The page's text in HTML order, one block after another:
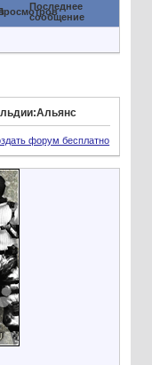
Последнее
сообщение
форум бесплатно